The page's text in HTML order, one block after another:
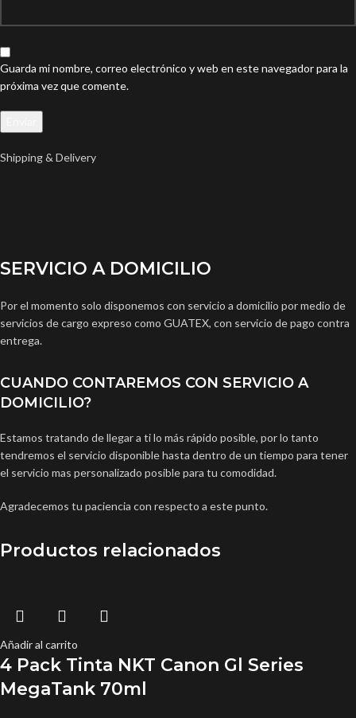
Guarda mi nombre, correo electrónico y web en este navegador para la
próxima vez que comente.
Shipping & Delivery
SERVICIO A DOMICILIO
Por el momento solo disponemos con servicio a domicilio por medio de
servicios de cargo expreso como GUATEX, con servicio de pago contra
entrega.
CUANDO CONTAREMOS CON SERVICIO A
DOMICILIO?
Estamos tratando de llegar a ti lo más rápido posible, por lo tanto
tendremos el servicio disponible hasta dentro de un tiempo para tener
el servicio mas personalizado posible para tu comodidad.
Agradecemos tu paciencia con respecto a este punto.
Productos relacionados
Añadir al carrito
4 Pack Tinta NKT Canon Gl Series
MegaTank 70ml